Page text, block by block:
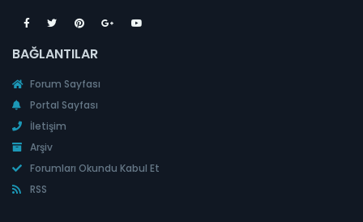
BAĞLANTILAR
Forum Sayfası
Portal Sayfası
İletişim
Arşiv
Forumları Okundu Kabul Et
RSS